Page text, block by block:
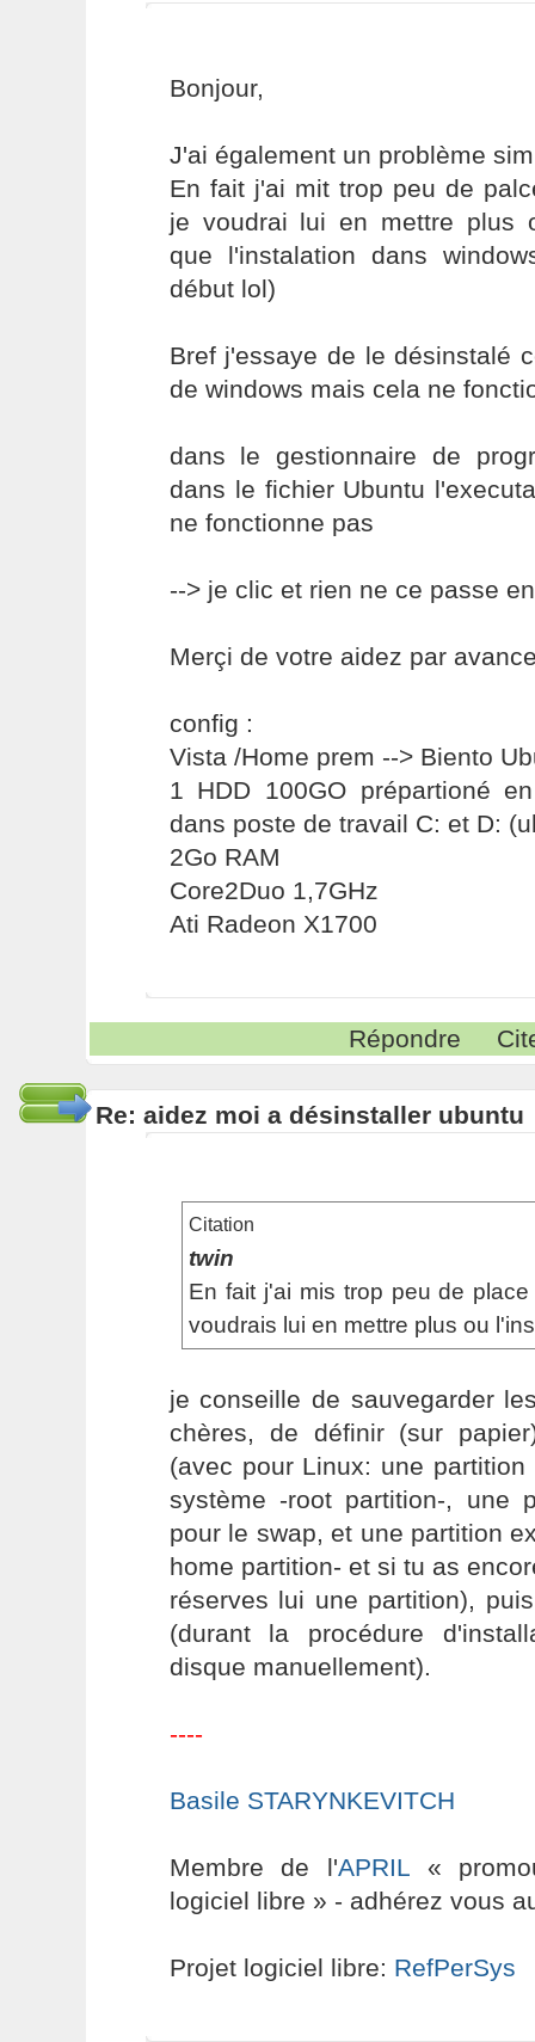
Bonjour,
J'ai également un problème
En fait j'ai mit trop peu de
je voudrai lui en mettre plus
que l'instalation dans
début lol)
Bref j'essaye de le désinstalé
de windows mais cela ne
dans le gestionnaire de
dans le fichier Ubuntu
ne fonctionne pas
--> je clic et rien ne ce passe
Merçi de votre aidez par
config :
Vista /Home prem --> Biento
1 HDD 100GO prépartioné
dans poste de travail C: et D:
2Go RAM
Core2Duo 1,7GHz
Ati Radeon X1700
Répondre
Re: aidez moi a désinstaller ubuntu
Citation
twin
En fait j'ai mis trop peu de
voudrais lui en mettre plus ou
je conseille de sauvegarder
chères, de définir (sur
(avec pour Linux: une
système -root partition-, une
pour le swap, et une partition
home partition- et si tu as
réserves lui une partition),
(durant la procédure
disque manuellement).
----
Basile STARYNKEVITCH
Membre de l'APRIL «
logiciel libre » - adhérez vous
Projet logiciel libre: RefPerSys